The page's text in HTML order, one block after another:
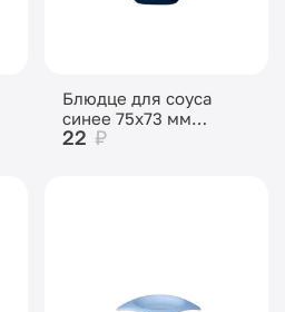
Блюдце для соуса
синее 75х73 мм
высота 30 мм
22 ₽